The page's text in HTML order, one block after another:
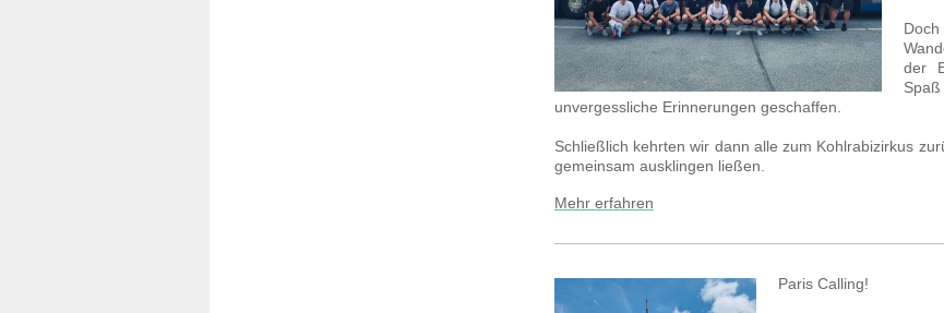
der
unvergessliche Erinnerungen geschaffen.
Schließlich kehrten wir dann alle zum Kohlrabizirkus
gemeinsam ausklingen ließen.
Mehr erfahren
Paris Calling!